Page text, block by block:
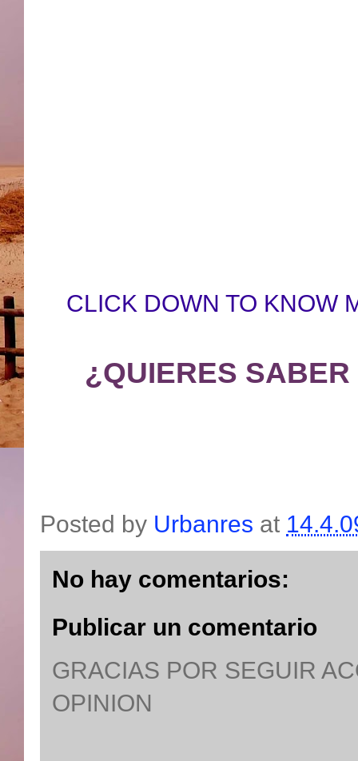
CLICK DOWN TO KNOW
¿QUIERES
Posted by Urbanres at
No hay comentarios:
Publicar un comentario
GRACIAS POR SEGUIR
OPINION